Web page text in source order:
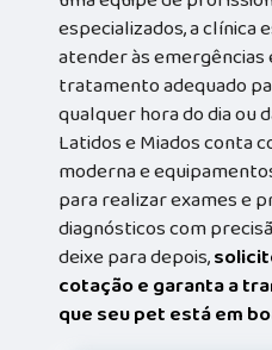
especializados, a clínica
atender às
tratamento adequado
qualquer hora do dia ou
Latidos e Miados conta
moderna e
para realizar exames e
diagnósticos com
deixe para depois,
cotação e garanta a
que seu pet está em